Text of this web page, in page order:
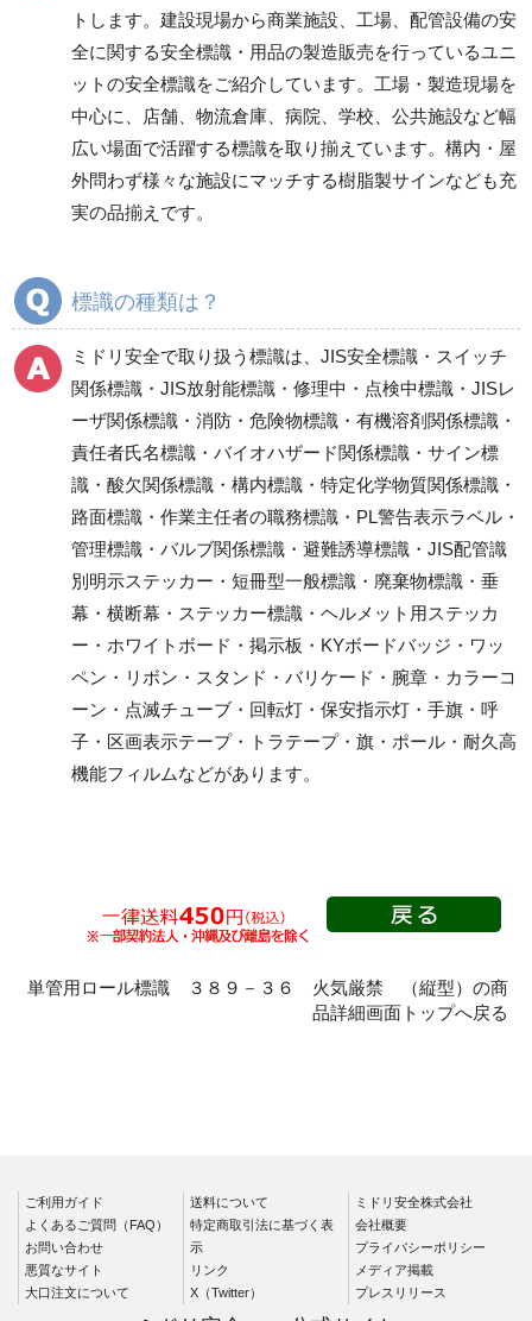
健康管理器具 季節商品 ウイルス対策用品
商品カテゴリ一覧
工事現場（重機・車
両）
道路工事周辺
安全掲示版
スーパーフラット掲示
スーパーフラット掲示
板（ミニサイズ・土木
用）
安全掲示板（木製）
現場配置図用品
朝礼会場・安全広場関
お願い看板
作業予定看板
フラットパネル専用
法令許可票
セット）他
重機持込許可ステッカ
ー他
行先表示板他
立入禁止標識
禁止標識
禁煙標識
喫煙所標識
昇降口・昇降階段標識
酸欠関係標識・ピット
内作業標識
粉じん障害防止標識他
電気関係標識
トします。建設現場から商業施設、工場、配管設備の安
全に関する安全標識・用品の製造販売を行っているユニ
ットの安全標識をご紹介しています。工場・製造現場を
中心に、店舗、物流倉庫、病院、学校、公共施設など幅
広い場面で活躍する標識を取り揃えています。構内・屋
外問わず様々な施設にマッチする樹脂製サインなども充
実の品揃えです。
標識の種類は？
ミドリ安全で取り扱う標識は、JIS安全標識・スイッチ
関係標識・JIS放射能標識・修理中・点検中標識・JISレ
ーザ関係標識・消防・危険物標識・有機溶剤関係標識・
責任者氏名標識・バイオハザード関係標識・サイン標
識・酸欠関係標識・構内標識・特定化学物質関係標識・
路面標識・作業主任者の職務標識・PL警告表示ラベル・
管理標識・バルブ関係標識・避難誘導標識・JIS配管識
別明示ステッカー・短冊型一般標識・廃棄物標識・垂
幕・横断幕・ステッカー標識・ヘルメット用ステッカ
ー・ホワイトボード・掲示板・KYボードバッジ・ワッ
ペン・リボン・スタンド・バリケード・腕章・カラーコ
ーン・点滅チューブ・回転灯・保安指示灯・手旗・呼
子・区画表示テープ・トラテープ・旗・ポール・耐久高
機能フィルムなどがあります。
単管用ロール標識 ３８９－３６ 火気厳禁 （縦型）の商
品詳細画面トップへ戻る
ご利用ガイド
よくあるご質問（FAQ）
お問い合わせ
悪質なサイト
大口注文について
送料について
特定商取引法に基づく表
示
リンク
X（Twitter）
ミドリ安全株式会社
会社概要
プライバシーポリシー
メディア掲載
プレスリリース